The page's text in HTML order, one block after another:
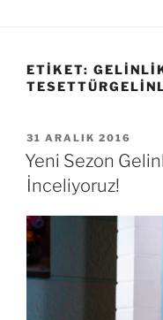
ETIKET:
YAYIM
TARIHI
31 ARALIK 2016
Yeni Sezon
İnceliyoruz!